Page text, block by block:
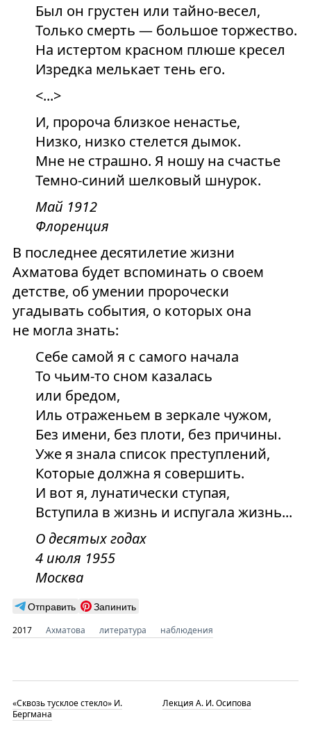
Был он грустен или тайно-весел,
Только смерть — большое торжество.
На истертом красном плюше кресел
Изредка мелькает тень его.
<...>
И, пророча близкое ненастье,
Низко, низко стелется дымок.
Мне не страшно. Я ношу на счастье
Темно-синий шелковый шнурок.
Май 1912
Флоренция
В последнее десятилетие жизни
Ахматова будет вспоминать о своем
детстве, об умении пророчески
угадывать события, о которых она
не могла знать:
Себе самой я с самого начала
То чьим-то сном казалась
или бредом,
Иль отраженьем в зеркале чужом,
Без имени, без плоти, без причины.
Уже я знала список преступлений,
Которые должна я совершить.
И вот я, лунатически ступая,
Вступила в жизнь и испугала жизнь...
О десятых годах
4 июля 1955
Москва
Отправить Запинить
2017 Ахматова литература наблюдения
«Сквозь тусклое стекло» И.
Бергмана
Лекция А. И. Осипова